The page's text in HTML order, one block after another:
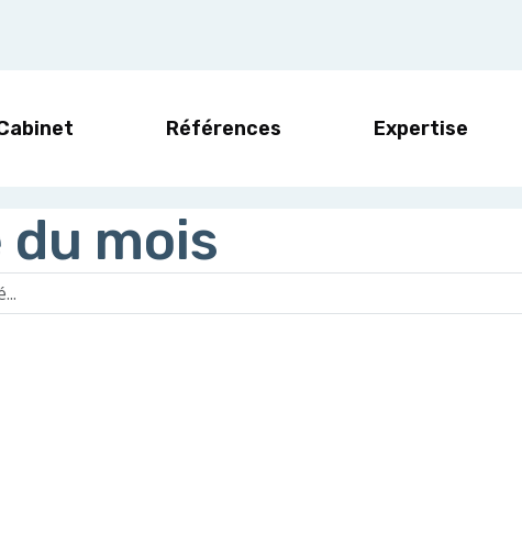
Références Expertise
mois